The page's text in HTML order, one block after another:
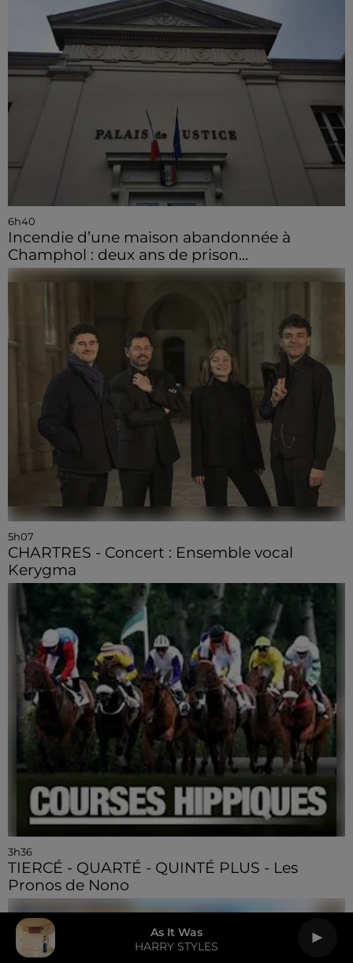
As It Was
HARRY STYLES
6h40
Incendie d’une maison abandonnée à
Champhol : deux ans de prison...
5h07
CHARTRES - Concert : Ensemble vocal
Kerygma
3h36
TIERCÉ - QUARTÉ - QUINTÉ PLUS - Les
Pronos de Nono